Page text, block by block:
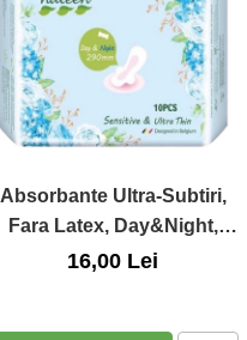
Absorbante Ultra-Subtiri,
Fara Latex, Day&Night,
290mm, 10Buc., Nateen
16,00 Lei